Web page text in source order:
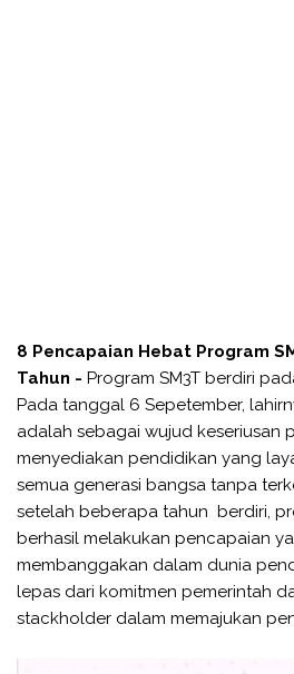
8 Pencapaian Hebat Program
Tahun - Program SM3T berdiri
Pada tanggal 6 Sepetember,
adalah sebagai wujud keseriusan
menyediakan pendidikan yang
semua generasi bangsa tanpa
setelah beberapa tahun berdiri,
berhasil melakukan pencapaian
membanggakan dalam dunia
lepas dari komitmen pemerintah
stackholder dalam memajukan